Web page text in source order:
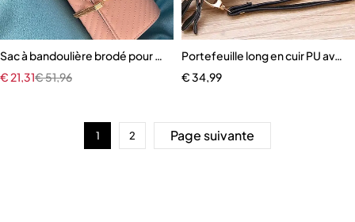
Sac à bandoulière brodé pour femmes
€51,96
€21,31
Portefeuille long en cuir PU
€34,99
1 2 Page suivante